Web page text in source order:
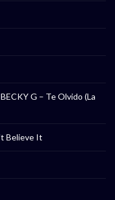
G – Te Olvido (La
Believe It